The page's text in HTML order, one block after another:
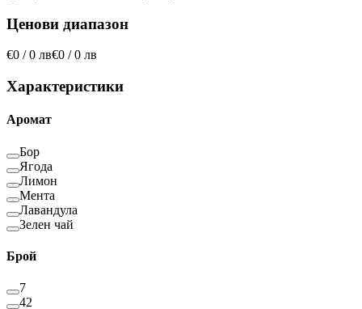
Ценови диапазон
€0 / 0 лв€0 / 0 лв
Характеристики
Аромат
Бор
Ягода
Лимон
Мента
Лавандула
Зелен чай
Брой
7
42